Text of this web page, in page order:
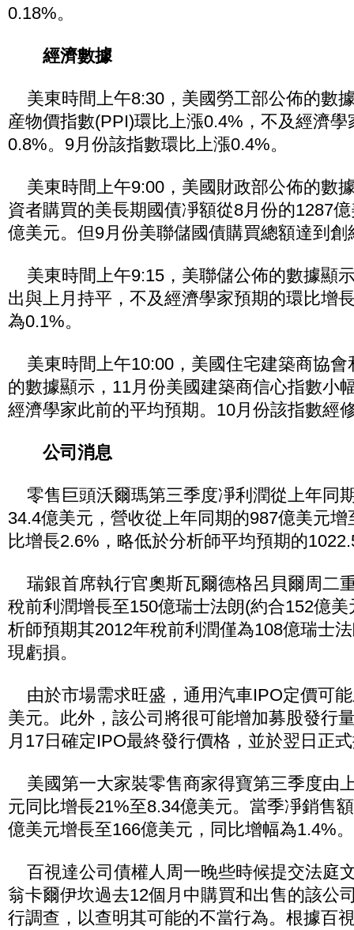
0.18%。
經濟數據
美東時間上午8:30，美國勞工部公佈的數
産物價指數(PPI)環比上漲0.4%，不及經濟
0.8%。9月份該指數環比上漲0.4%。
美東時間上午9:00，美國財政部公佈的數
資者購買的美長期國債凈額從8月份的1287
億美元。但9月份美聯儲國債購買總額達到
美東時間上午9:15，美聯儲公佈的數據顯
出與上月持平，不及經濟學家預期的環比增
為0.1%。
美東時間上午10:00，美國住宅建築商協會
的數據顯示，11月份美國建築商信心指數小
經濟學家此前的平均預期。10月份該指數經
公司消息
零售巨頭沃爾瑪第三季度凈利潤從上年同
34.4億美元，營收從上年同期的987億美元
比增長2.6%，略低於分析師平均預期的
瑞銀首席執行官奧斯瓦爾德格呂貝爾周二
稅前利潤增長至150億瑞士法朗(約合152億
析師預期其2012年稅前利潤僅為108億瑞士
現虧損。
由於市場需求旺盛，通用汽車IPO定價可
美元。此外，該公司將很可能增加募股發行
月17日確定IPO最終發行價格，並於翌日正
美國第一大家裝零售商家得寶第三季度由
元同比增長21%至8.34億美元。當季凈銷售
億美元增長至166億美元，同比增幅為1.4%。
百視達公司債權人周一晚些時候提交法庭
翁卡爾伊坎過去12個月中購買和出售的該公
行調查，以查明其可能的不當行為。根據百